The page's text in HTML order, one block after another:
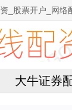
_股票开户_网络
大牛证券